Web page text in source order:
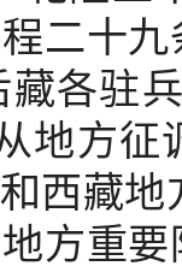
二十
藏各驻
地方征
西藏
方重